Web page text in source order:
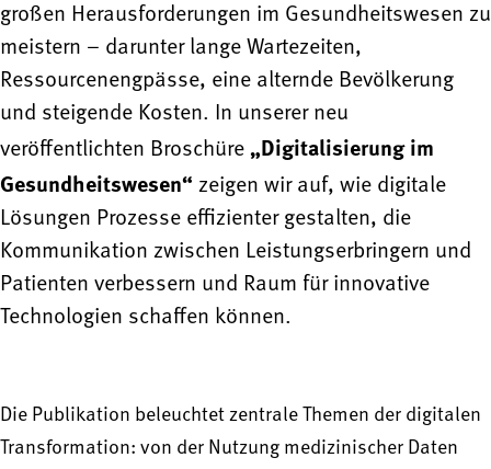
großen Herausforderungen im Gesundheitswesen zu
meistern – darunter lange Wartezeiten,
Ressourcenengpässe, eine alternde Bevölkerung
und steigende Kosten. In unserer neu
veröffentlichten Broschüre „Digitalisierung im
Gesundheitswesen“ zeigen wir auf, wie digitale
Lösungen Prozesse effizienter gestalten, die
Kommunikation zwischen Leistungserbringern und
Patienten verbessern und Raum für innovative
Technologien schaffen können.
Die Publikation beleuchtet zentrale Themen der digitalen
Transformation: von der Nutzung medizinischer Daten